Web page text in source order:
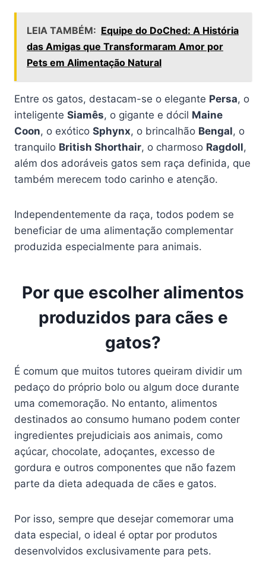
LEIA TAMBÉM: Equipe do DoChed: A História
das Amigas que Transformaram Amor por
Pets em Alimentação Natural
Entre os gatos, destacam-se o elegante Persa, o
inteligente Siamês, o gigante e dócil Maine
Coon, o exótico Sphynx, o brincalhão Bengal, o
tranquilo British Shorthair, o charmoso Ragdoll,
além dos adoráveis gatos sem raça definida, que
também merecem todo carinho e atenção.
Independentemente da raça, todos podem se
beneficiar de uma alimentação complementar
produzida especialmente para animais.
Por que escolher alimentos
produzidos para cães e
gatos?
É comum que muitos tutores queiram dividir um
pedaço do próprio bolo ou algum doce durante
uma comemoração. No entanto, alimentos
destinados ao consumo humano podem conter
ingredientes prejudiciais aos animais, como
açúcar, chocolate, adoçantes, excesso de
gordura e outros componentes que não fazem
parte da dieta adequada de cães e gatos.
Por isso, sempre que desejar comemorar uma
data especial, o ideal é optar por produtos
desenvolvidos exclusivamente para pets.